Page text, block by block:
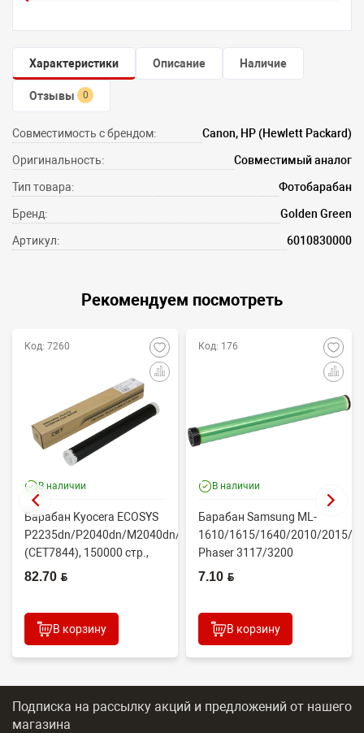
Характеристики Описание Наличие
Отзывы 0
Совместимость с брендом: Canon, HP (Hewlett Packard)
Оригинальность: Совместимый аналог
Тип товара: Фотобарабан
Бренд: Golden Green
Артикул: 6010830000
Рекомендуем посмотреть
Код: 7260
В наличии
Барабан Kyocera ECOSYS
P2235dn/P2040dn/M2040dn/M2540dw
(CET7844), 150000 стр.,
Япония
82.70 BYN
В корзину
Код: 176
В наличии
Барабан Samsung ML-
1610/1615/1640/2010/2015/
Phaser 3117/3200
(CONTENT)
7.10 BYN
В корзину
Подписка на рассылку акций и предложений от нашего
магазина